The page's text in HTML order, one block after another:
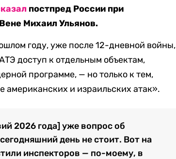
постпред России при
Михаил Ульянов.
году, уже после 12-дневной войны,
доступ к отдельным объектам,
программе, — но только к тем,
и израильских атак».
2026 года] уже вопрос об
день не стоит. Вот на
инспекторов — по-моему, в